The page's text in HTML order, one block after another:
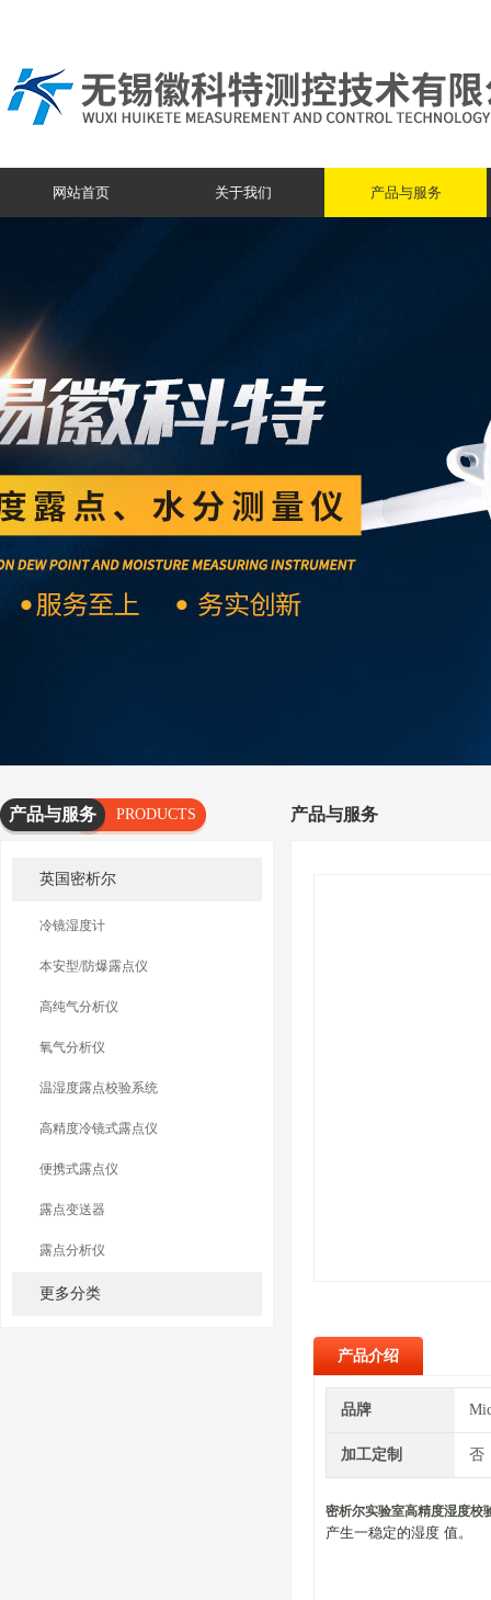
网站首页 关于我们 产品与服务
产品与服务
PRODUCTS
英国密析尔
冷镜湿度计
本安型/防爆露点仪
高纯气分析仪
氧气分析仪
温湿度露点校验系统
高精度冷镜式露点仪
便携式露点仪
露点变送器
露点分析仪
更多分类
产品与服务
产品介绍
品牌
加工定制 否
密析尔实验室高精度湿度校
产生一稳定的湿度 值。